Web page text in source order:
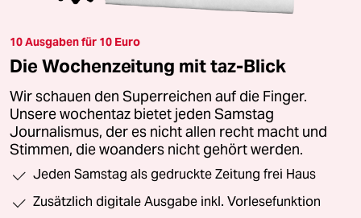
10 Ausgaben für 10 Euro
Die Wochenzeitung mit taz-Blick
Wir schauen den Superreichen auf die Finger.
Unsere wochentaz bietet jeden Samstag
Journalismus, der es nicht allen recht macht und
Stimmen, die woanders nicht gehört werden.
Jeden Samstag als gedruckte Zeitung frei Haus
Zusätzlich digitale Ausgabe inkl. Vorlesefunktion